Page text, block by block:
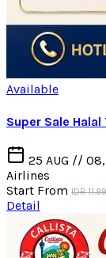
Available
Super Sale
25 AUG //
Airlines
Start From IDR
Detail